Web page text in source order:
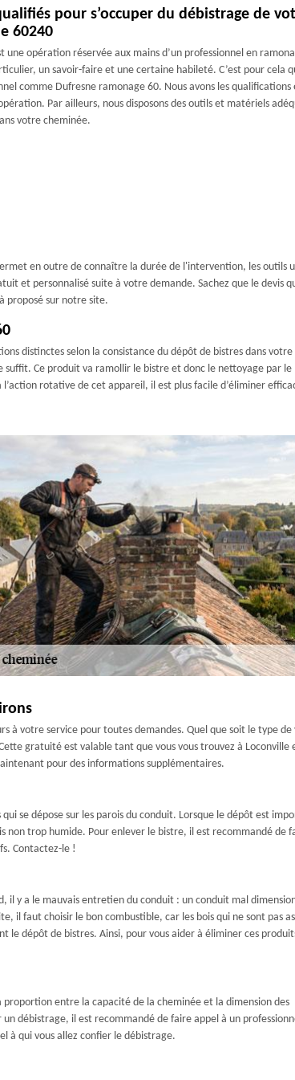
pour s’occuper du débistrage de
60240
opération réservée aux mains d’un professionnel en
un savoir-faire et une certaine habileté. C’est pour cela
comme Dufresne ramonage 60. Nous avons les qualifications
Par ailleurs, nous disposons des outils et matériels
votre cheminée.
en outre de connaître la durée de l'intervention, les outils
et personnalisé suite à votre demande. Sachez que le devis
proposé sur notre site.
distinctes selon la consistance du dépôt de bistres dans
suffit. Ce produit va ramollir le bistre et donc le nettoyage par le
rotative de cet appareil, il est plus facile d’éliminer
à votre service pour toutes demandes. Quel que soit le type
gratuité est valable tant que vous vous trouvez à Loconville
pour des informations supplémentaires.
se dépose sur les parois du conduit. Lorsque le dépôt est
non trop humide. Pour enlever le bistre, il est recommandé de
Contactez-le !
il y a le mauvais entretien du conduit : un conduit mal
il faut choisir le bon combustible, car les bois qui ne sont pas
le dépôt de bistres. Ainsi, pour vous aider à éliminer ces
entre la capacité de la cheminée et la dimension des
débistrage, il est recommandé de faire appel à un
à qui vous allez confier le débistrage.